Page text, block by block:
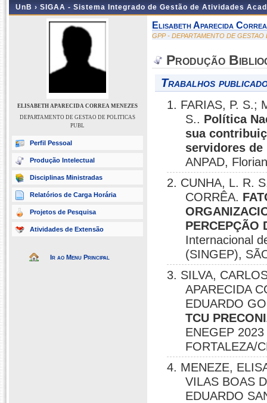
UnB › SIGAA - Sistema Integrado de Gestão de Atividades
ELISABETH APARECIDA CORREA MENEZES
DEPARTAMENTO DE GESTAO DE POLITICAS
PUBL
Perfil Pessoal
Produção Intelectual
Disciplinas Ministradas
Relatórios de Carga Horária
Projetos de Pesquisa
Atividades de Extensão
Ir ao Menu Principal
Elisabeth Aparecida Correa
GPP - DEPARTAMENTO DE GESTAO
Produção
Trabalhos
1. FARIAS, P. S.;
S.. Política
sua
servidores
ANPAD,
2. CUNHA, L. R.
CORRÊA.
PERCEPÇÃO
Internacional
(SINGEP),
3. SILVA,
APARECIDA
EDUARDO
TCU
ENEGEP
FORTALEZA/
4. MENEZE,
VILAS BOAS
EDUARDO